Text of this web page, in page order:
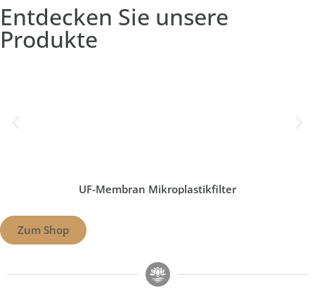
Entdecken Sie unsere
Produkte
UF-Membran Mikroplastikfilter
Zum Shop